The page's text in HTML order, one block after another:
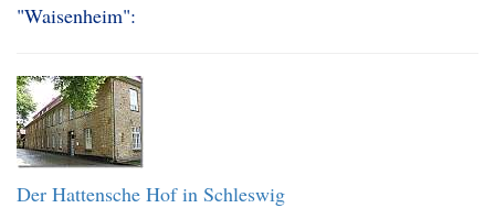
"Waisenheim":
Der Hattensche Hof in Schleswig